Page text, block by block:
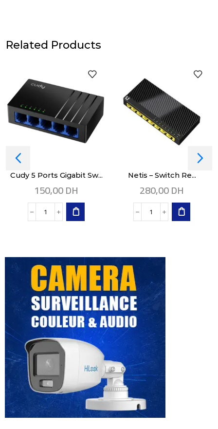
Related Products
Cudy 5 Ports Gigabit Sw...
150,00DH
Netis – Switch Re...
280,00DH